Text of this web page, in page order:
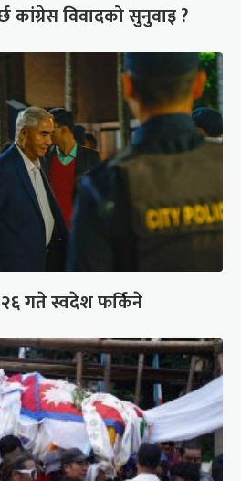
कांग्रेस विवादको सुनुवाइ ?
गते स्वदेश फर्किने